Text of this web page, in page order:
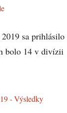
sa prihlásilo
bolo 14 v divízii
- Výsledky